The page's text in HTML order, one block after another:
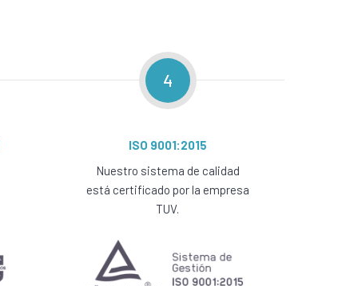
4
ISO 9001:2015
Nuestro sistema de calidad
está certificado por la empresa
TUV.